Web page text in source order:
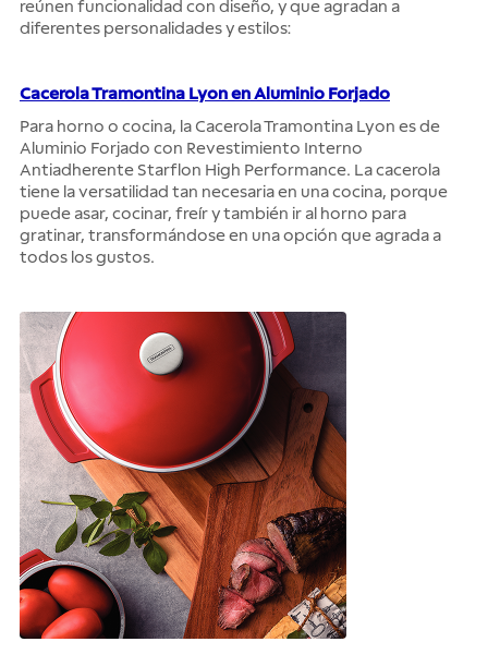
reúnen funcionalidad con diseño, y que agradan a
diferentes personalidades y estilos:
Cacerola Tramontina Lyon en Aluminio Forjado
Para horno o cocina, la Cacerola Tramontina Lyon es de
Aluminio Forjado con Revestimiento Interno
Antiadherente Starflon High Performance. La cacerola
tiene la versatilidad tan necesaria en una cocina, porque
puede asar, cocinar, freír y también ir al horno para
gratinar, transformándose en una opción que agrada a
todos los gustos.